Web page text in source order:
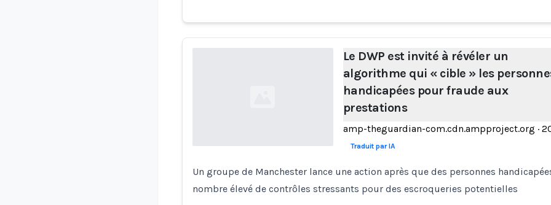
Le DWP est invité à révéler un
algorithme qui « cible » les
handicapées pour fraude aux
prestations
amp-theguardian-com.cdn.ampproject.org ·
Traduit par IA
Un groupe de Manchester lance une action après que des personnes
nombre élevé de contrôles stressants pour des escroqueries potentielles